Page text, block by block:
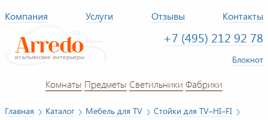
Компания Услуги Отзывы Контакты
+7 (495) 212 92 78
Блокнот
Комнаты Предметы Светильники Фабрики
Главная Каталог Мебель для TV
Стойки для TV–HI–FI